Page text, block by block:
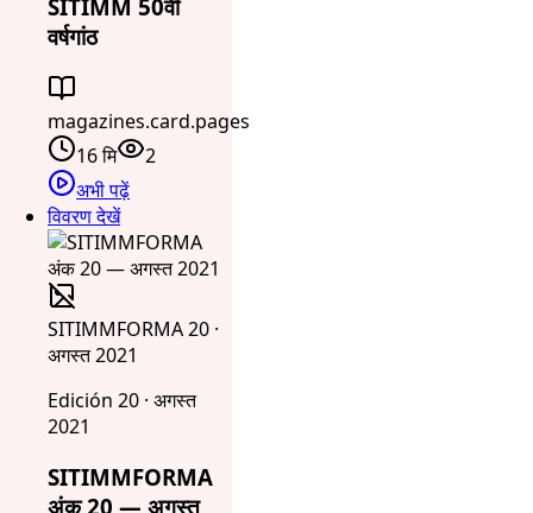
SITIMM 50वीं
वर्षगांठ
magazines.card.pages
16 मि
2
अभी पढ़ें
विवरण देखें
SITIMMFORMA 20 ·
अगस्त 2021
Edición 20 · अगस्त
2021
SITIMMFORMA
अंक 20 — अगस्त